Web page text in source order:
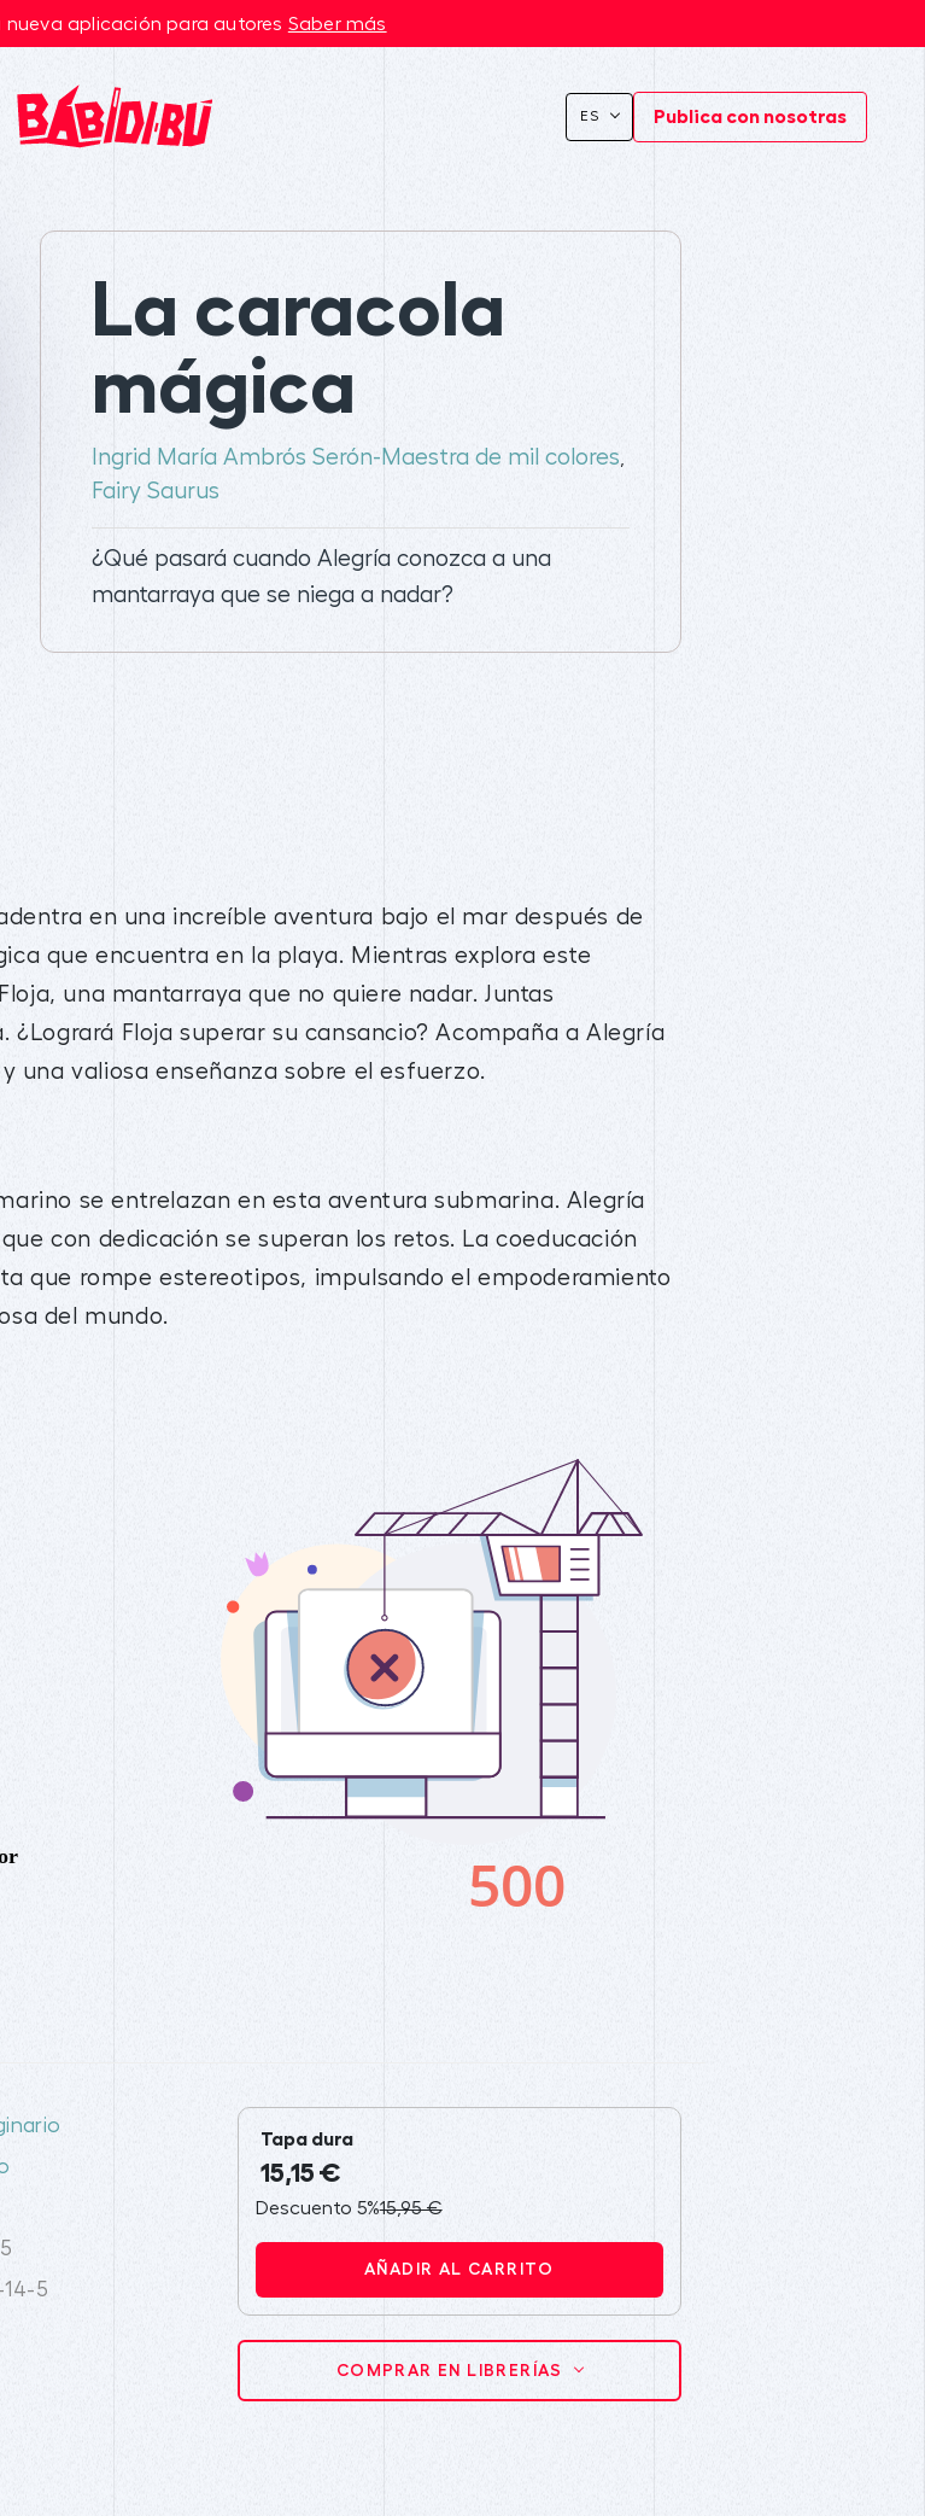
nueva aplicación para autores Saber más
ES Publica con nosotras
La caracola
mágica
Ingrid María Ambrós Serón-Maestra de mil colores
Fairy Saurus
¿Qué pasará cuando Alegría conozca a una
mantarraya que se niega a nadar?
en una increíble aventura bajo el mar después de
que encuentra en la playa. Mientras explora este
una mantarraya que no quiere nadar. Juntas
Floja superar su cansancio? Acompaña a Alegría
una valiosa enseñanza sobre el esfuerzo.
se entrelazan en esta aventura submarina. Alegría
con dedicación se superan los retos. La coeducación
que rompe estereotipos, impulsando el empoderamiento
del mundo.
5
Tapa dura
15,15 €
Descuento 5%15,95 €
AÑADIR AL CARRITO
COMPRAR EN LIBRERÍAS